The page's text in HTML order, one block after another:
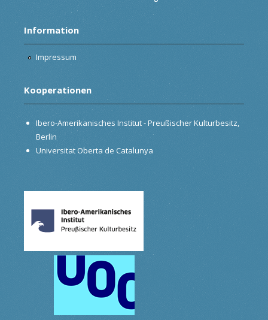
Information
Impressum
Kooperationen
Ibero-Amerikanisches Institut - Preußischer Kulturbesitz,
Berlin
Universitat Oberta de Catalunya